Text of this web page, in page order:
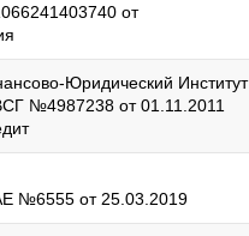
от
Юридический Институт
№4987238 от 01.11.2011
№6555 от 25.03.2019